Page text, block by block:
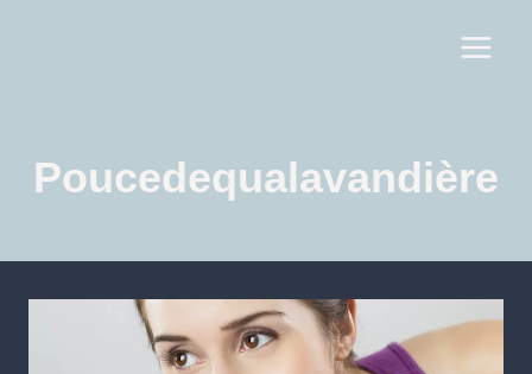
Poucedequalavandière